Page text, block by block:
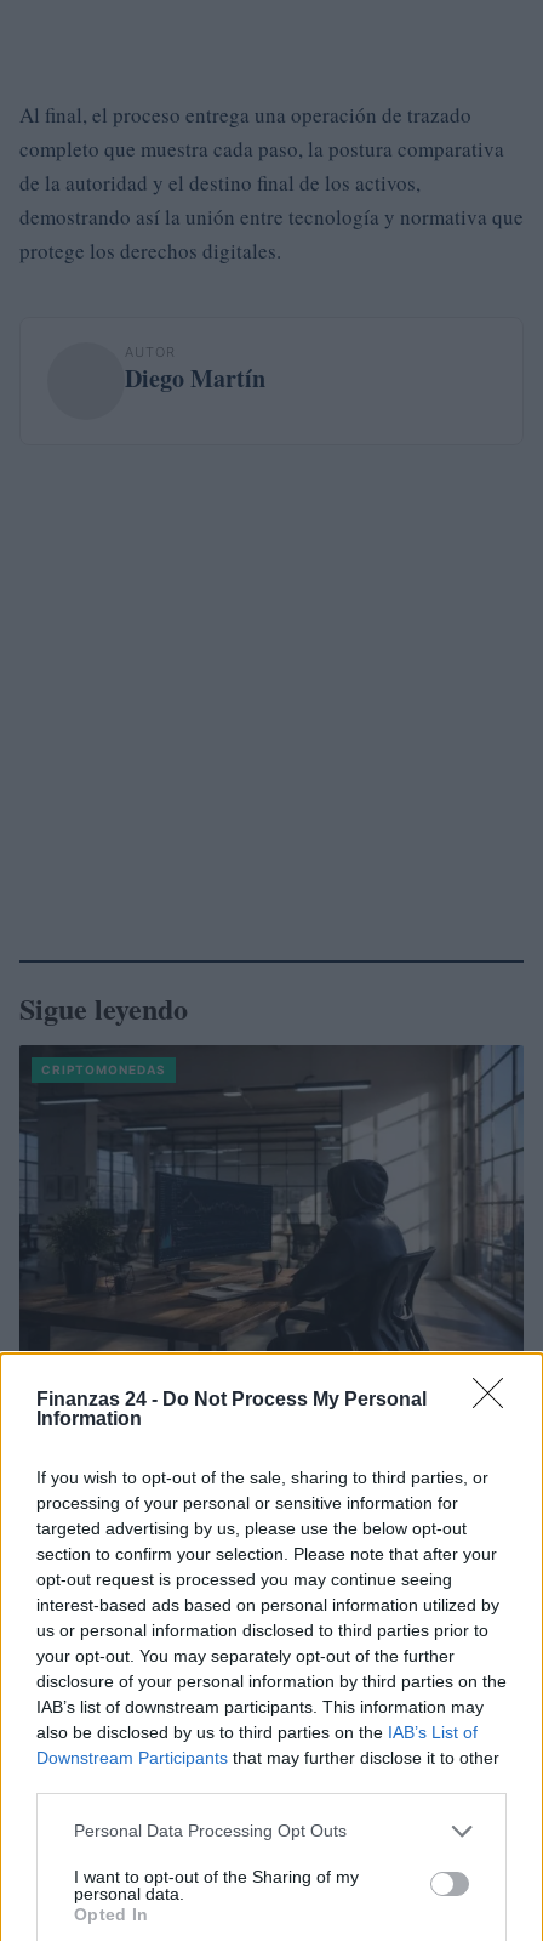
Finanzas 24 - Do Not Process My Personal
Information
If you wish to opt-out of the sale, sharing to third parties, or
processing of your personal or sensitive information for
targeted advertising by us, please use the below opt-out
section to confirm your selection. Please note that after your
opt-out request is processed you may continue seeing
interest-based ads based on personal information utilized by
us or personal information disclosed to third parties prior to
your opt-out. You may separately opt-out of the further
disclosure of your personal information by third parties on the
IAB’s list of downstream participants. This information may
also be disclosed by us to third parties on the IAB’s List of
Downstream Participants that may further disclose it to other
Please note that this website/app uses one or more Google
not limited to your visit or usage behaviour. You may click to
grant or deny consent to Google and its third-party tags to
use your data for below specified purposes in below Google
Personal Data Processing Opt Outs
I want to opt-out of the Sharing of my
personal data.
Opted In
Al final, el proceso entrega una operación de trazado
completo que muestra cada paso, la postura comparativa
de la autoridad y el destino final de los activos,
demostrando así la unión entre tecnología y normativa que
protege los derechos digitales.
AUTOR
Diego Martín
Sigue leyendo
CRIPTOMONEDAS
Criptomonedas: Guía completa para entender su
funcionamiento y valor en 2026
CRIPTOMONEDAS
Diego Martín · 8 Ago 2026